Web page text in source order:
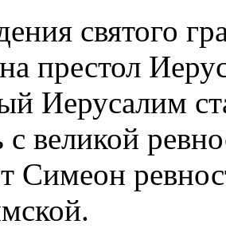
святого
престол
Иерусалим
с великой
Симеон